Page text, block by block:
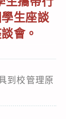
生座談
會。
到校管理原